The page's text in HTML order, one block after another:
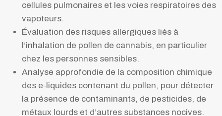
cellules pulmonaires et les voies respiratoires des
vapoteurs.
Évaluation des risques allergiques liés à
l’inhalation de pollen de cannabis, en particulier
chez les personnes sensibles.
Analyse approfondie de la composition chimique
des e-liquides contenant du pollen, pour détecter
la présence de contaminants, de pesticides, de
métaux lourds et d’autres substances nocives.